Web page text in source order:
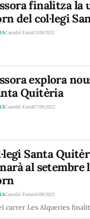
finalitza la
del col·legi
Castelló Extra13/09/2022
explora
Quitèria
Castelló Extra07/09/2022
Santa
al setembre
Castelló Extra16/08/2022
carrer Les Alqueries